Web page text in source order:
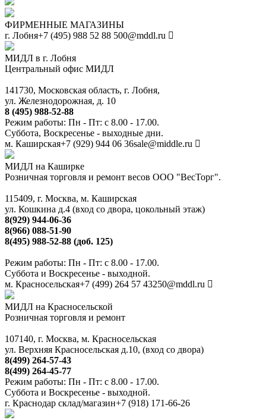
ФИРМЕННЫЕ МАГАЗИНЫ
г. Лобня+7 (495) 988 52 88 500@mddl.ru
МИДЛ в г. Лобня
Центральный офис МИДЛ
141730, Московская область, г. Лобня,
ул. Железнодорожная, д. 10
8 (495) 988-52-88
Режим работы: Пн - Пт: с 8.00 - 17.00.
Суббота, Воскресенье - выходные дни.
м. Каширская+7 (929) 944 06 36sale@middle.ru
МИДЛ на Каширке
Розничная торговля и ремонт весов ООО "ВесТорг".
115409, г. Москва, м. Каширская
ул. Кошкина д.4 (вход со двора, цокольный этаж)
8(929) 944-06-36
8(966) 088-51-90
8(495) 988-52-88 (доб. 125)
Режим работы: Пн - Пт: с 8.00 - 17.00.
Суббота и Воскресенье - выходной.
м. Красносельская+7 (499) 264 57 43250@mddl.ru
МИДЛ на Красносельской
Розничная торговля и ремонт
107140, г. Москва, м. Красносельская
ул. Верхняя Красносельская д.10, (вход со двора)
8(499) 264-57-43
8(499) 264-45-77
Режим работы: Пн - Пт: с 8.00 - 17.00.
Суббота и Воскресенье - выходной.
г. Краснодар склад/магазин+7 (918) 171-66-26